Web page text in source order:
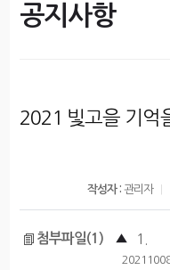
공지사항
작성자 : 관리자
첨부파일(1) ▲ 1.